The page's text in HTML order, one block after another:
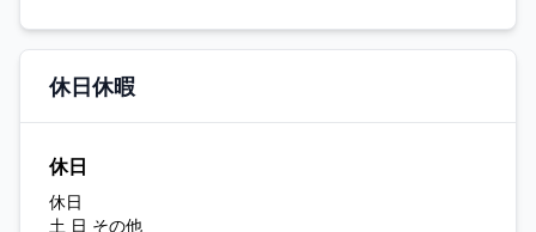
休日休暇
休日
休日
土 日 その他